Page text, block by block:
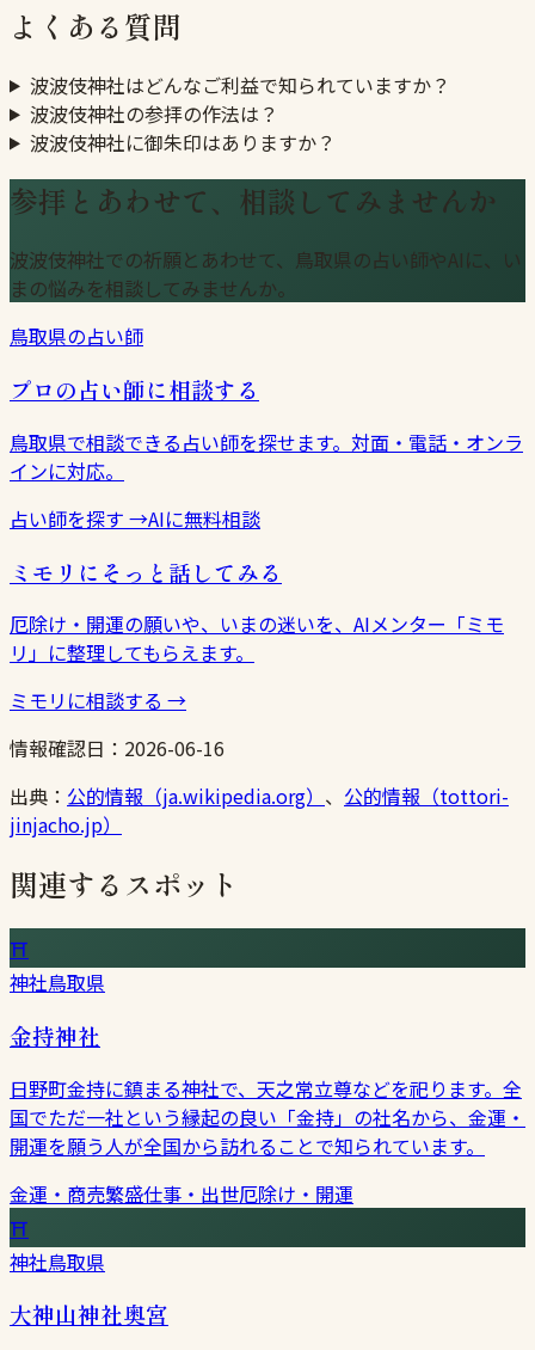
よくある質問
波波伎神社はどんなご利益で知られていますか？
波波伎神社の参拝の作法は？
波波伎神社に御朱印はありますか？
参拝とあわせて、相談してみませんか
波波伎神社での祈願とあわせて、鳥取県の占い師やAIに、い
まの悩みを相談してみませんか。
鳥取県の占い師
プロの占い師に相談する
鳥取県で相談できる占い師を探せます。対面・電話・オンラ
インに対応。
占い師を探す →AIに無料相談
ミモリにそっと話してみる
厄除け・開運の願いや、いまの迷いを、AIメンター「ミモ
リ」に整理してもらえます。
ミモリに相談する →
情報確認日： 2026-06-16
出典： 公的情報（ja.wikipedia.org） 、 公的情報（tottori-
jinjacho.jp）
関連するスポット
⛩
神社鳥取県
金持神社
日野町金持に鎮まる神社で、天之常立尊などを祀ります。全
国でただ一社という縁起の良い「金持」の社名から、金運・
開運を願う人が全国から訪れることで知られています。
金運・商売繁盛仕事・出世厄除け・開運
⛩
神社鳥取県
大神山神社奥宮